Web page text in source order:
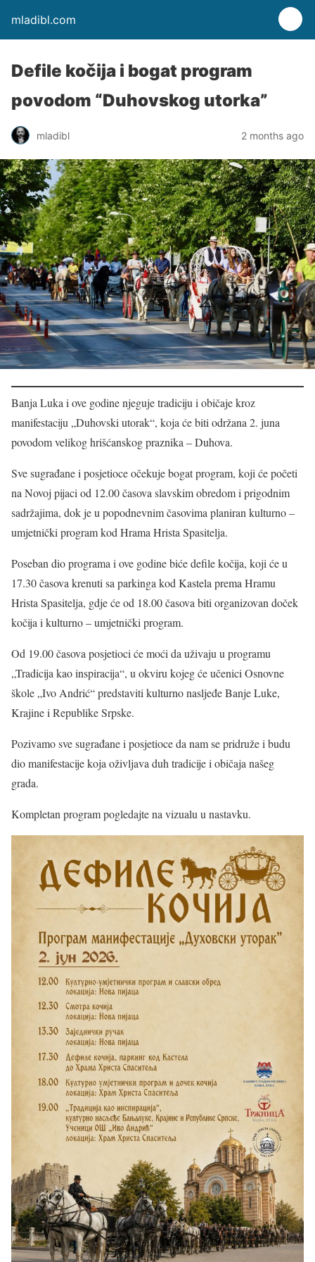
mladibl.com
Defile kočija i bogat program
povodom “Duhovskog utorka”
mladibl 2 months ago
Banja Luka i ove godine njeguje tradiciju i običaje kroz
manifestaciju „Duhovski utorak“, koja će biti održana 2. juna
povodom velikog hrišćanskog praznika – Duhova.
Sve sugrađane i posjetioce očekuje bogat program, koji će početi
na Novoj pijaci od 12.00 časova slavskim obredom i prigodnim
sadržajima, dok je u popodnevnim časovima planiran kulturno –
umjetnički program kod Hrama Hrista Spasitelja.
Poseban dio programa i ove godine biće defile kočija, koji će u
17.30 časova krenuti sa parkinga kod Kastela prema Hramu
Hrista Spasitelja, gdje će od 18.00 časova biti organizovan doček
kočija i kulturno – umjetnički program.
Od 19.00 časova posjetioci će moći da uživaju u programu
„Tradicija kao inspiracija“, u okviru kojeg će učenici Osnovne
škole „Ivo Andrić“ predstaviti kulturno nasljeđe Banje Luke,
Krajine i Republike Srpske.
Pozivamo sve sugrađane i posjetioce da nam se pridruže i budu
dio manifestacije koja oživljava duh tradicije i običaja našeg
grada.
Kompletan program pogledajte na vizualu u nastavku.